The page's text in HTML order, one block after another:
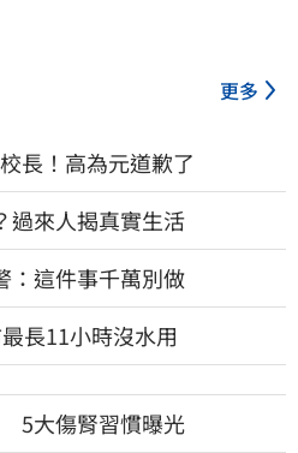
更多
長！高為元道歉了
過來人揭真實生活
：這件事千萬別做
長11小時沒水用
5大傷腎習慣曝光